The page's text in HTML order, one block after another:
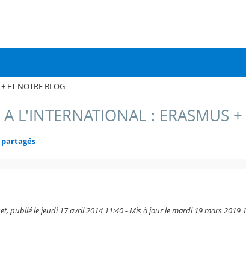
ET NOTRE BLOG
A L'INTERNATIONAL : ERASMUS
partagés
publié le jeudi 17 avril 2014 11:40 - Mis à jour le mardi 19 mars 2019